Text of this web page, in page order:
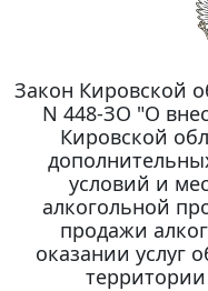
Закон Кировской
N 448-ЗО "О
Кировской
условий и
алкогольной
продажи
оказании услуг